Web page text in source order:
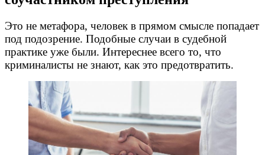
Это не метафора, человек в прямом смысле попадает
под подозрение. Подобные случаи в судебной
практике уже были. Интереснее всего то, что
криминалисты не знают, как это предотвратить.